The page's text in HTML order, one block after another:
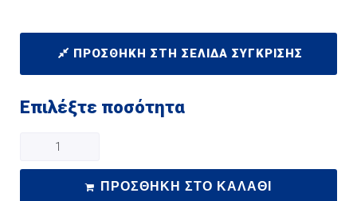
ΠΡΟΣΘΉΚΗ ΣΤΗ ΣΕΛΊΔΑ ΣΎΓΚΡΙΣΗΣ
Επιλέξτε ποσότητα
ΠΡΟΣΘΉΚΗ ΣΤΟ ΚΑΛΆΘΙ